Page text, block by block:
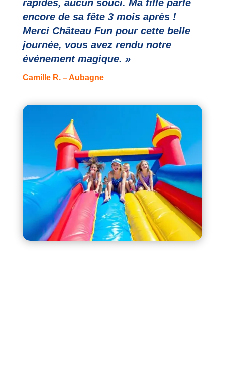
rapides, aucun souci. Ma fille parle
encore de sa fête 3 mois après !
Merci Château Fun pour cette belle
journée, vous avez rendu notre
événement magique. »
Camille R. – Aubagne